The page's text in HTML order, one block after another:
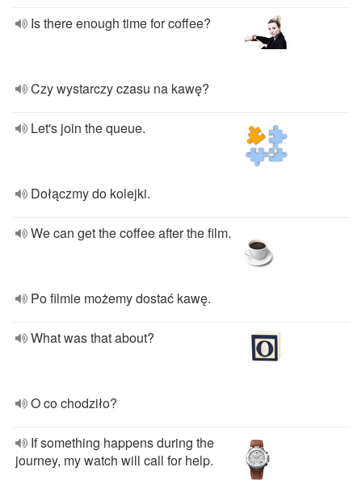
Is there enough time for coffee?
Czy wystarczy czasu na kawę?
Let's join the queue.
Dołączmy do kolejki.
We can get the coffee after the film.
Po filmie możemy dostać kawę.
What was that about?
O co chodziło?
If something happens during the
journey, my watch will call for help.